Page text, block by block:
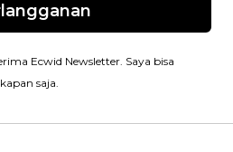
Ecwid Newsletter. Saya bisa
saja.